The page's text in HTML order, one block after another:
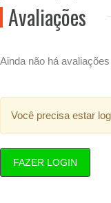
Avaliações
Ainda não há
Você precisa estar
FAZER LOGIN